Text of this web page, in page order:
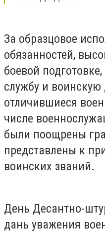
За образцовое
обязанностей,
боевой
службу и
отличившиеся
числе
были поощрены
представлены к
воинских званий.
День Десантно-
дань уважения